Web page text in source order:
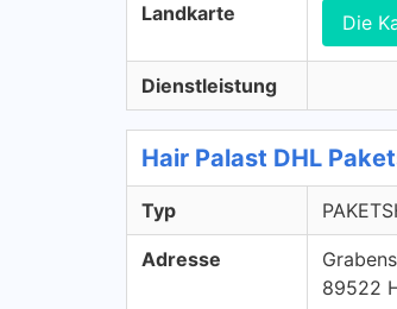
Landkarte Die
Dienstleistung
Hair Palast DHL
Typ
Adresse
89522